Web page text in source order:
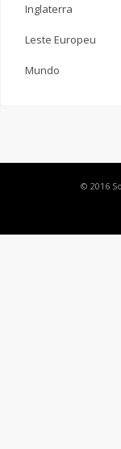
Inglaterra
Leste Europeu
Mundo
© 2016